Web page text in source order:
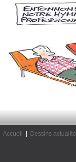
Accueil Dessins actualité